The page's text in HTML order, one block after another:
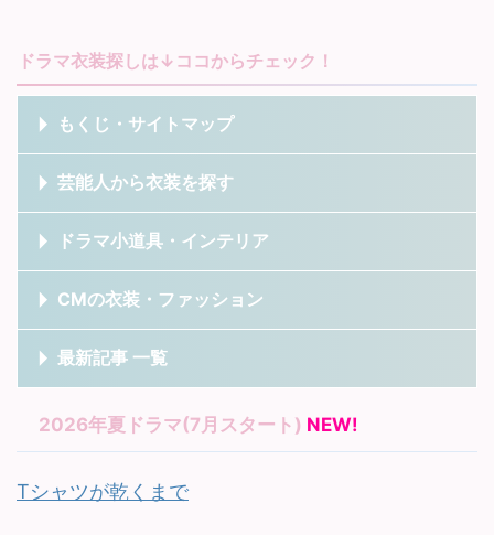
ドラマ衣装探しは↓ココからチェック！
もくじ・サイトマップ
芸能人から衣装を探す
ドラマ小道具・インテリア
CMの衣装・ファッション
最新記事 一覧
2026年夏ドラマ(7月スタート) NEW!
Tシャツが乾くまで